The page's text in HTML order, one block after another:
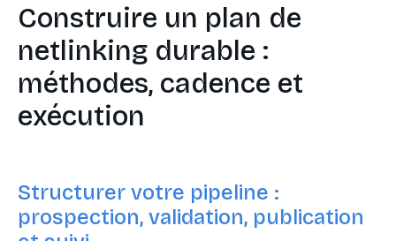
Construire un plan de
netlinking durable :
méthodes, cadence et
exécution
Structurer votre pipeline :
prospection, validation, publication